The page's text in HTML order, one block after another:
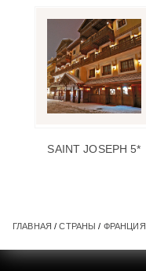
SAINT JOSEPH 5*
ГЛАВНАЯ /СТРАНЫ / ФРАНЦИЯ